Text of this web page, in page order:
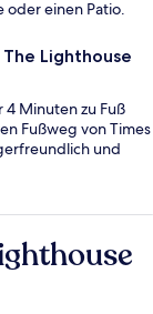
oder einen Patio.
Lighthouse
4 Minuten zu Fuß
Fußweg von Times
und